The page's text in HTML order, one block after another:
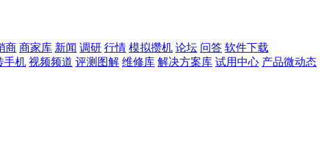
商 商家库 新闻 调研 行情 模拟攒机 论坛 问答 软件下载
手机 视频频道 评测图解 维修库 解决方案库 试用中心 产品微动态